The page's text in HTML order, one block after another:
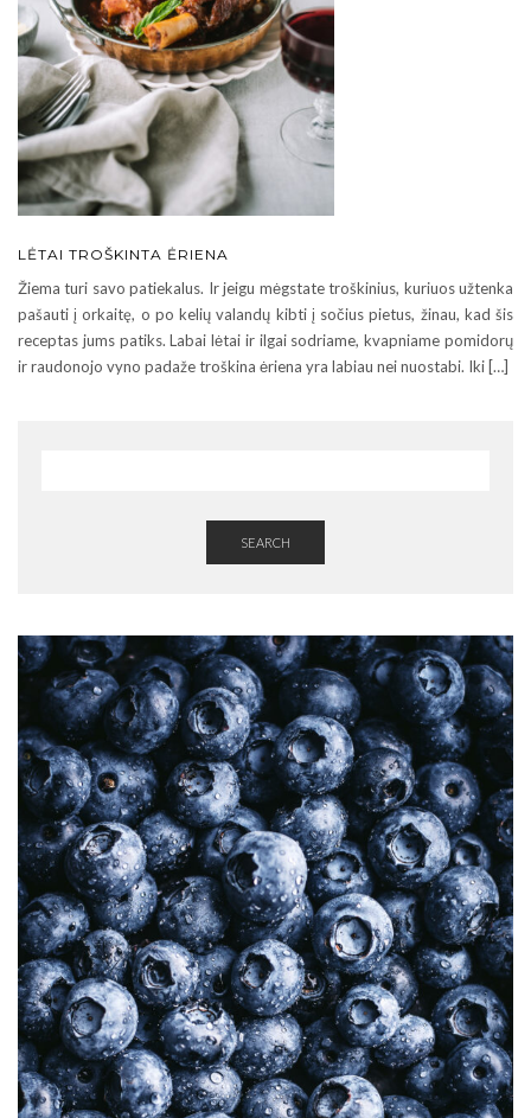
LĖTAI TROŠKINTA ĖRIENA
Žiema turi savo patiekalus. Ir jeigu mėgstate troškinius, kuriuos užtenka
pašauti į orkaitę, o po kelių valandų kibti į sočius pietus, žinau, kad šis
receptas jums patiks. Labai lėtai ir ilgai sodriame, kvapniame pomidorų
ir raudonojo vyno padaže troškina ėriena yra labiau nei nuostabi. Iki […]
SEARCH